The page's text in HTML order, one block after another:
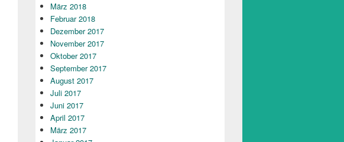
März 2018
Februar 2018
Dezember 2017
November 2017
Oktober 2017
September 2017
August 2017
Juli 2017
Juni 2017
April 2017
März 2017